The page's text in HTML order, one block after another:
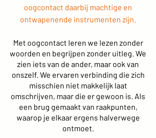
oogcontact daarbij machtige en
ontwapenende instrumenten zijn.
Met oogcontact leren we lezen zonder
woorden en begrijpen zonder uitleg. We
zien iets van de ander, maar ook van
onszelf. We ervaren verbinding die zich
misschien niet makkelijk laat
omschrijven, maar die er gewoon is. Als
een brug gemaakt van raakpunten,
waarop je elkaar ergens halverwege
ontmoet.